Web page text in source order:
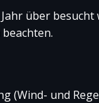
über
(Wind- und